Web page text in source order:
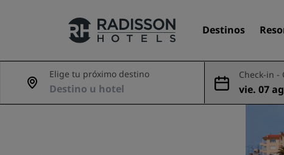
Destinos
Nuestras marcas
Elige tu próximo destino Check-in -
vie. 07
ago